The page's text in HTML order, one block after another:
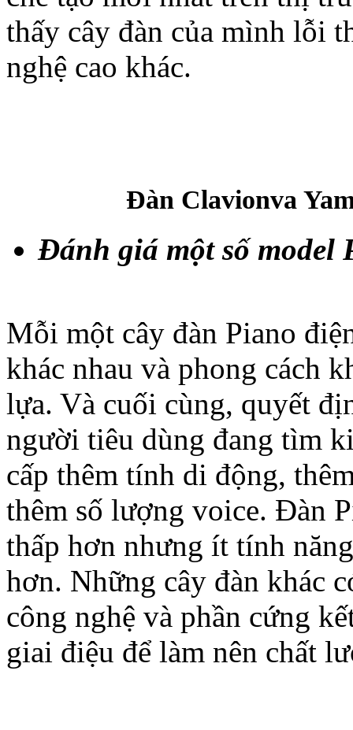
thấy cây đàn của mình lỗi
nghệ cao khác.
Đàn Clavionva
Đánh giá một số model
Mỗi một cây đàn Piano
khác nhau và phong cách
lựa. Và cuối cùng, quyết
người tiêu dùng đang tìm
cấp thêm tính di động,
thêm số lượng voice. Đàn
thấp hơn nhưng ít tính
hơn. Những cây đàn khác
công nghệ và phần cứng
giai điệu để làm nên chất